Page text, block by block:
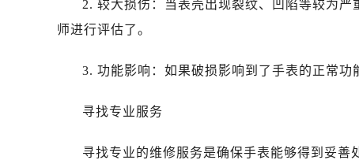
甘肃省兰州市七里河区西津西路16号
黑龙江省黑河市爱辉区中央街劳力士
黑龙江省佳木斯市向阳区长安路劳力
2. 较大损伤：当表壳出现裂纹、凹陷等较为
师进行评估了。
3. 功能影响：如果破损影响到了手表的正常功
寻找专业服务
寻找专业的维修服务是确保手表能够得到妥